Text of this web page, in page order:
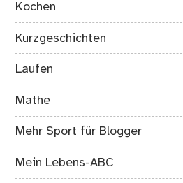
Kochen
Kurzgeschichten
Laufen
Mathe
Mehr Sport für Blogger
Mein Lebens-ABC